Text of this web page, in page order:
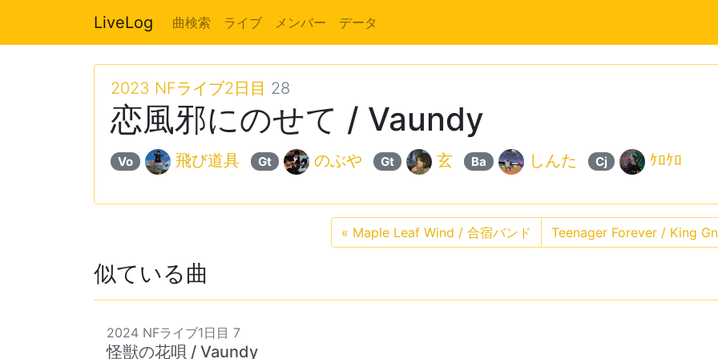
LiveLog 曲検索 ライブ メンバー データ
2023 NFライブ2日目 28
恋風邪にのせて / Vaundy
Vo 飛び道具 Gt のぶや Gt 玄 Ba しんた Cj ｹﾛｹﾛ
« Maple Leaf Wind / 合宿バンド Teenager Forever / King
似ている曲
2024 NFライブ1日目 7
怪獣の花唄 / Vaundy